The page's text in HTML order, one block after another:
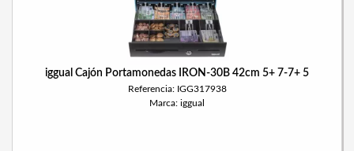
iggual Cajón Portamonedas IRON-30B 42cm 5+ 7-7+ 5
Referencia: IGG317938
Marca: iggual